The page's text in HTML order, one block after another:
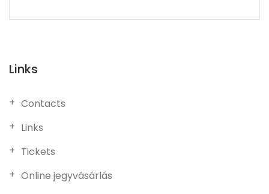
Links
Contacts
Links
Tickets
Online jegyvásárlás